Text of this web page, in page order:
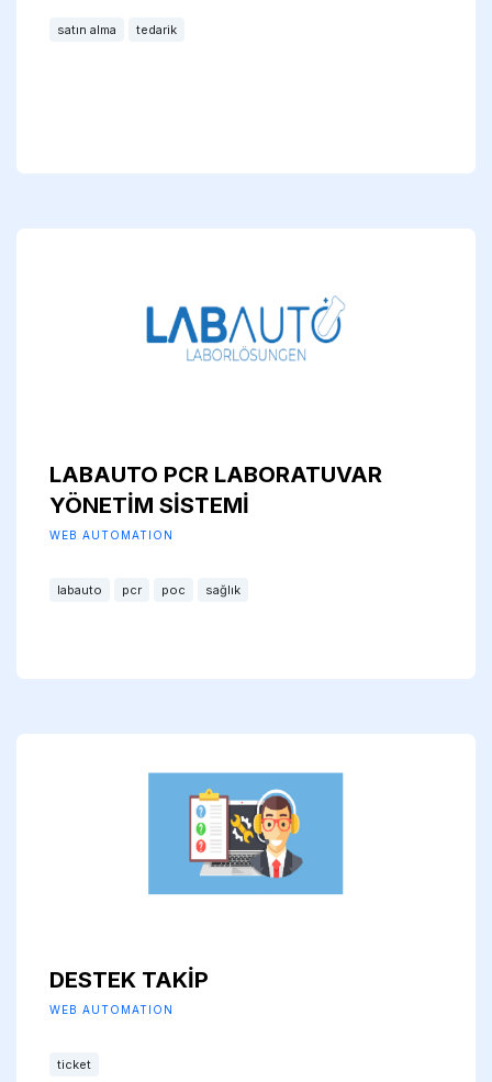
satın alma tedarik
LABAUTO PCR LABORATUVAR
YÖNETİM SİSTEMİ
WEB AUTOMATION
labauto pcr poc sağlık
DESTEK TAKİP
WEB AUTOMATION
ticket